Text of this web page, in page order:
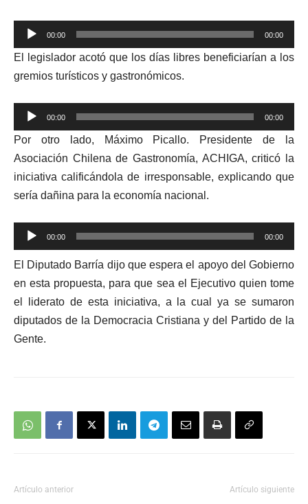
Reproductor
de
audio
00:00 00:00
El legislador acotó que los días libres beneficiarían a los
gremios turísticos y gastronómicos.
Reproductor
de
audio
00:00 00:00
Por otro lado, Máximo Picallo. Presidente de la
Asociación Chilena de Gastronomía, ACHIGA, criticó la
iniciativa calificándola de irresponsable, explicando que
sería dañina para la economía nacional.
Reproductor
de
audio
00:00 00:00
El Diputado Barría dijo que espera el apoyo del Gobierno
en esta propuesta, para que sea el Ejecutivo quien tome
el liderato de esta iniciativa, a la cual ya se sumaron
diputados de la Democracia Cristiana y del Partido de la
Gente.
Artículo anterior Artículo siguiente